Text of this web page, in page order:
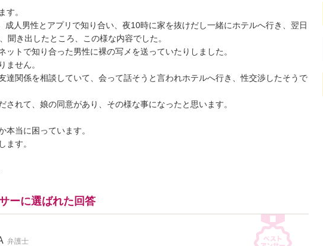
す。
成人男性とアプリで知り合い、夜10時に家を抜けだし一緒にホテルへ行き、翌日
聞き出したところ、この様な内容でした。
ットで知り合った男性に裸の写メを送っていたりしました。
ません。
達関係を相談していて、会って話そうと言われホテルへ行き、性交渉したそうで
されて、娘の同意があり、その様な事になったと思います。
本当に困っています。
ます。
ーに選ばれた回答
弁護士